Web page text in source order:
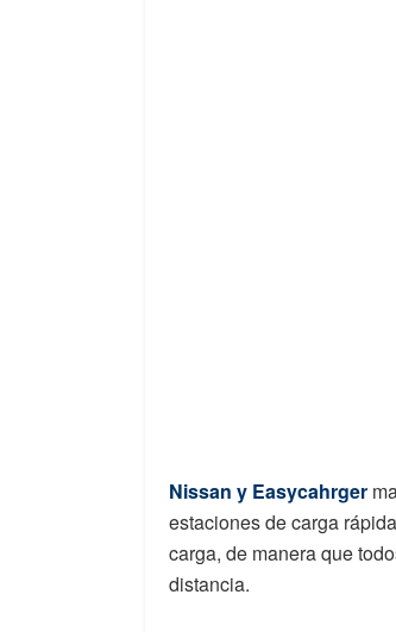
Nissan y Easycahrger
estaciones de carga
carga, de manera que
distancia.